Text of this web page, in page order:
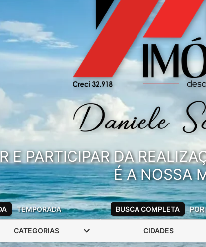
E PARTICIPAR DA
É A NOSSA
TEMPORADA BUSCA COMPLETA POR
CATEGORIAS CIDADES